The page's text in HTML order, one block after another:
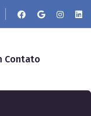
Contato